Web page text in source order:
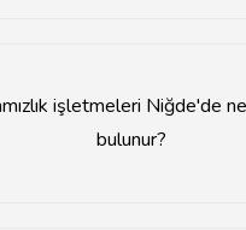
işletmeleri Niğde'de
bulunur?